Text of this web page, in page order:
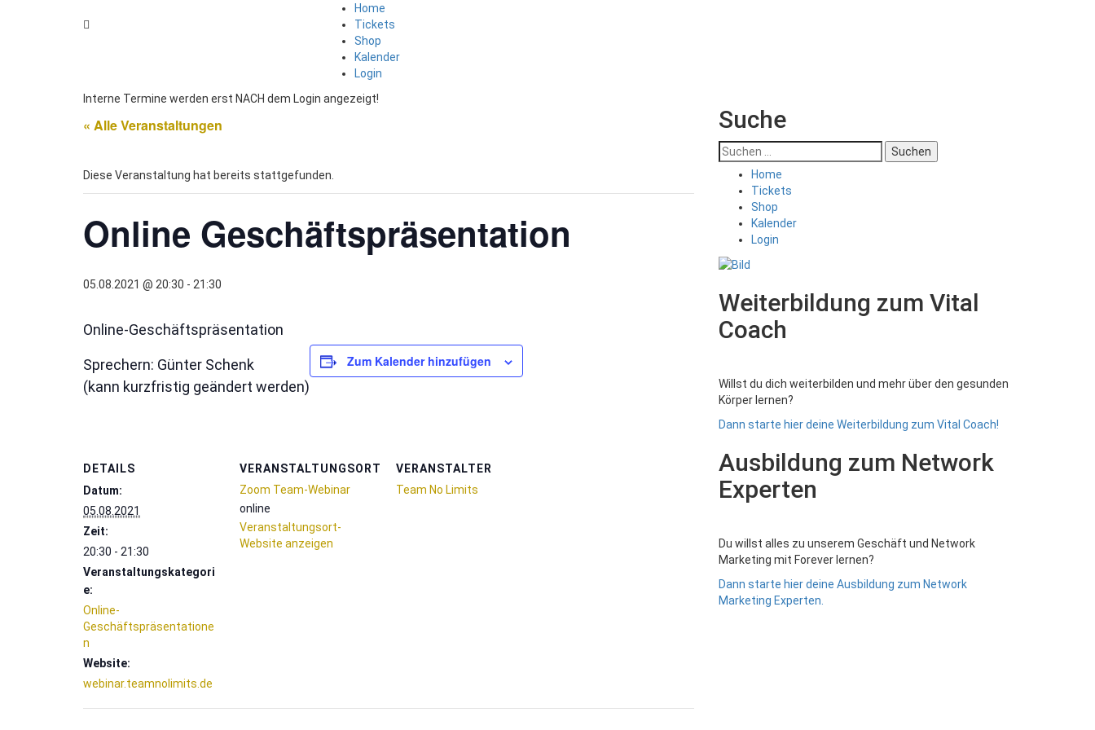
Home
Tickets
Shop
Kalender
Login
Interne Termine werden erst NACH dem Login angezeigt!
« Alle Veranstaltungen
Diese Veranstaltung hat bereits stattgefunden.
Online Geschäftspräsentation
05.08.2021 @ 20:30 - 21:30
Online-Geschäftspräsentation
Sprechern: Günter Schenk
(kann kurzfristig geändert werden)
Zum Kalender hinzufügen
DETAILS
Datum:
05.08.2021
Zeit:
20:30 - 21:30
Veranstaltungskategori
e:
Online-
Geschäftspräsentatione
n
Website:
webinar.teamnolimits.de
VERANSTALTUNGSORT
Zoom Team-Webinar
online
Veranstaltungsort-
Website anzeigen
VERANSTALTER
Team No Limits
Suche
Suchen
nach:
Home
Tickets
Shop
Kalender
Login
Weiterbildung zum Vital
Coach
Willst du dich weiterbilden und mehr über den gesunden
Körper lernen?
Dann starte hier deine Weiterbildung zum Vital Coach!
Ausbildung zum Network
Experten
Du willst alles zu unserem Geschäft und Network
Marketing mit Forever lernen?
Dann starte hier deine Ausbildung zum Network
Marketing Experten.